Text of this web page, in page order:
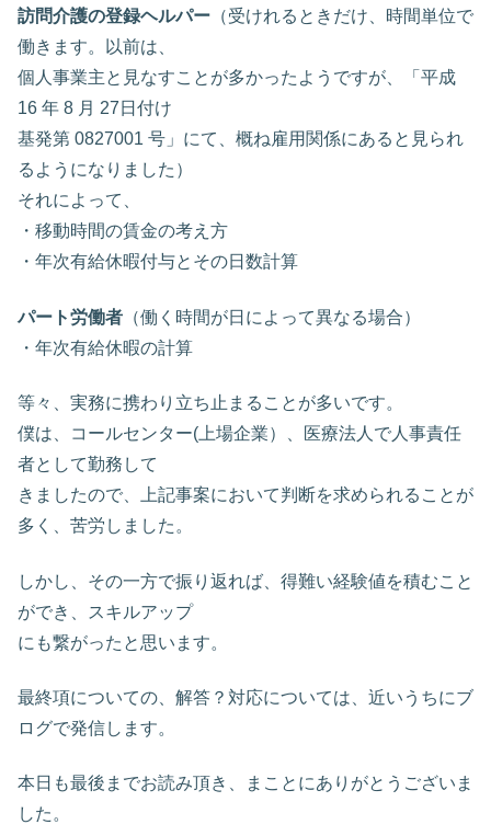
訪問介護の登録ヘルパー （受けれるときだけ、時間単位で
働きます。以前は、
個人事業主と見なすことが多かったようですが、「平成
16 年 8 月 27日付け
基発第 0827001 号」にて、概ね雇用関係にあると見られ
るようになりました）
それによって、
・移動時間の賃金の考え方
・年次有給休暇付与とその日数計算
パート労働者 （働く時間が日によって異なる場合）
・年次有給休暇の計算
等々、実務に携わり立ち止まることが多いです。
僕は、コールセンター(上場企業）、医療法人で人事責任
者として勤務して
きましたので、上記事案において判断を求められることが
多く、苦労しました。
しかし、その一方で振り返れば、得難い経験値を積むこと
ができ、スキルアップ
にも繋がったと思います。
最終項についての、解答？対応については、近いうちにブ
ログで発信します。
本日も最後までお読み頂き、まことにありがとうございま
した。